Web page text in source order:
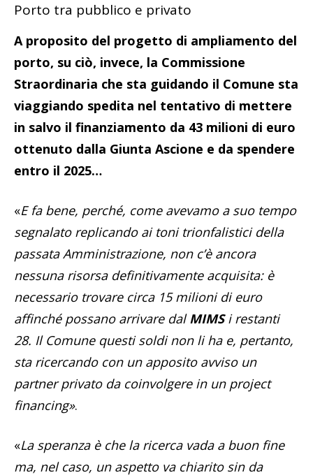
Porto tra pubblico e privato
A proposito del progetto di ampliamento del
porto, su ciò, invece, la Commissione
Straordinaria che sta guidando il Comune sta
viaggiando spedita nel tentativo di mettere
in salvo il finanziamento da 43 milioni di euro
ottenuto dalla Giunta Ascione e da spendere
entro il 2025…
«E fa bene, perché, come avevamo a suo tempo
segnalato replicando ai toni trionfalistici della
passata Amministrazione, non c’è ancora
nessuna risorsa definitivamente acquisita: è
necessario trovare circa 15 milioni di euro
affinché possano arrivare dalMIMSi restanti
28. Il Comune questi soldi non li ha e, pertanto,
sta ricercando con un apposito avviso un
partner privato da coinvolgere in un project
financing».
«La speranza è che la ricerca vada a buon fine
ma, nel caso, un aspetto va chiarito sin da